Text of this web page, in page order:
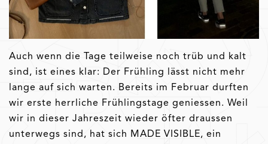
Auch wenn die Tage teilweise noch trüb und kalt
sind, ist eines klar: Der Frühling lässt nicht mehr
lange auf sich warten. Bereits im Februar durften
wir erste herrliche Frühlingstage geniessen. Weil
wir in dieser Jahreszeit wieder öfter draussen
unterwegs sind, hat sich MADE VISIBLE, ein